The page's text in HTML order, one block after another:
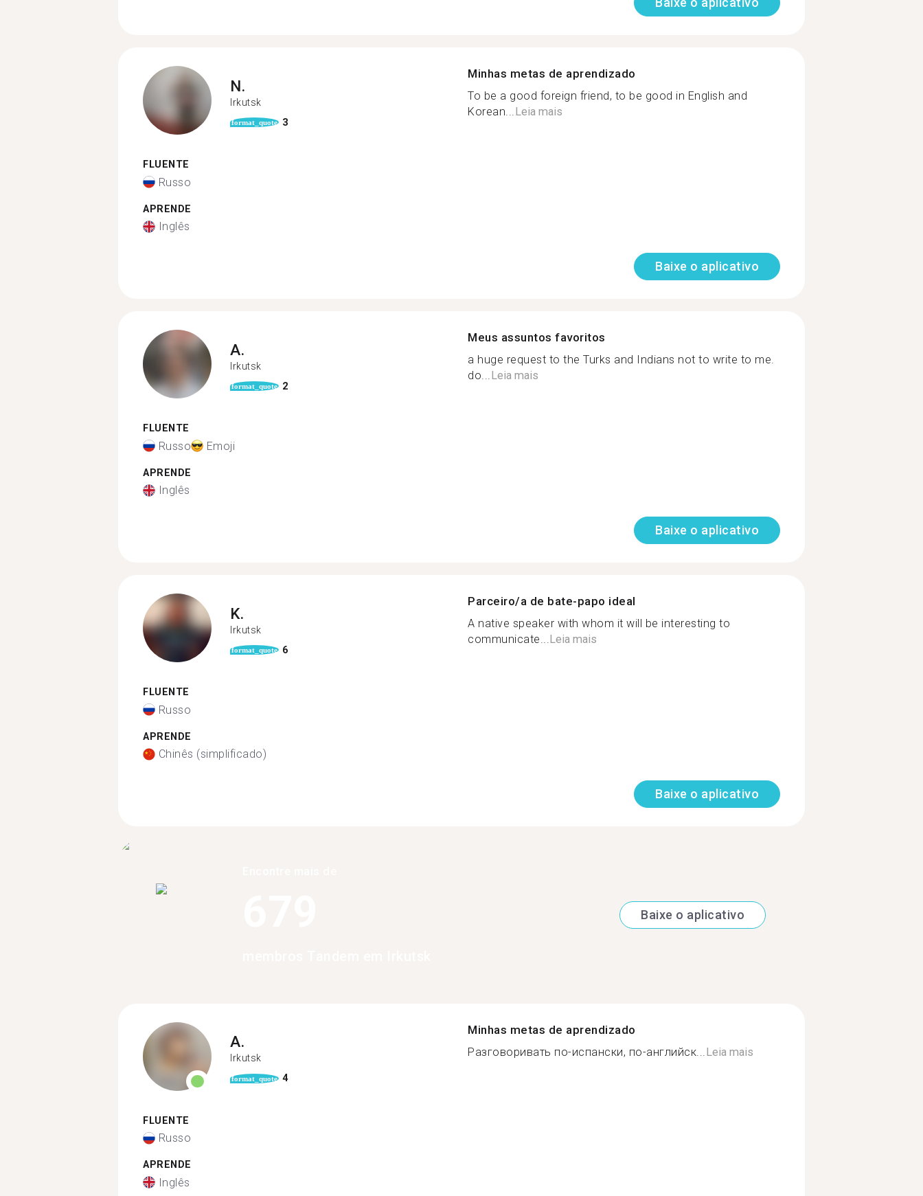
N.
Irkutsk
format_quote 3
FLUENTE
Russo
APRENDE
Inglês
Minhas metas de aprendizado
To be a good foreign friend, to be good in English and
Korean...Leia mais
Baixe o aplicativo
A.
Irkutsk
format_quote 2
FLUENTE
Russo Emoji
APRENDE
Inglês
Meus assuntos favoritos
a huge request to the Turks and Indians not to write to me.
do...Leia mais
Baixe o aplicativo
K.
Irkutsk
format_quote 6
FLUENTE
Russo
APRENDE
Chinês (simplificado)
Parceiro/a de bate-papo ideal
A native speaker with whom it will be interesting to
communicate...Leia mais
Baixe o aplicativo
Baixe o aplicativo
A.
Irkutsk
format_quote 4
FLUENTE
Russo
APRENDE
Inglês
Minhas metas de aprendizado
Разговоривать по-испански, по-английск... Leia mais